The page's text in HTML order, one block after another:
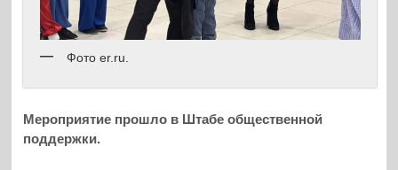
Фото er.ru.
Мероприятие прошло в Штабе общественной
поддержки.